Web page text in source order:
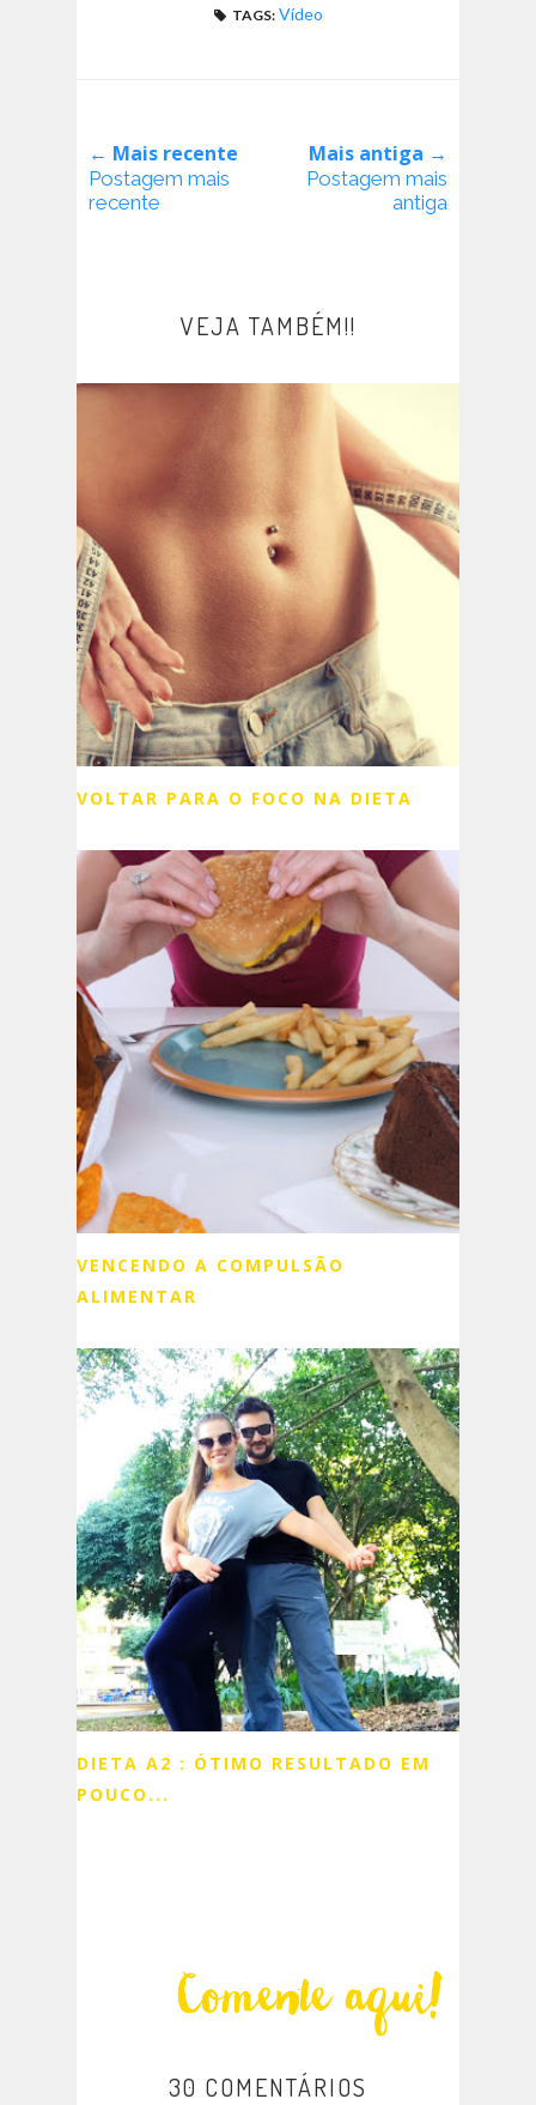
TAGS: Vídeo
← Mais recente
Postagem mais
recente
Mais antiga →
Postagem mais
antiga
VEJA TAMBÉM!!
VOLTAR PARA O FOCO NA DIETA
VENCENDO A COMPULSÃO
ALIMENTAR
DIETA A2 : ÓTIMO RESULTADO EM
POUCO...
30 COMENTÁRIOS